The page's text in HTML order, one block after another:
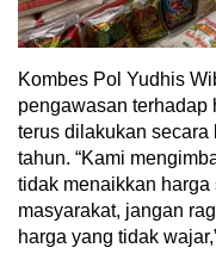
Kombes Pol Yudhis
pengawasan terhadap
terus dilakukan secara
tahun. “Kami
tidak menaikkan
masyarakat, jangan
harga yang tidak